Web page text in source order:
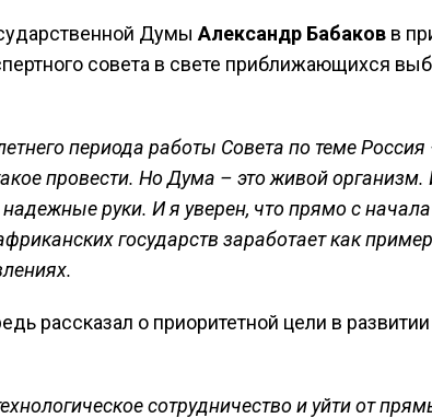
Думы Александр Бабаков в
совета в свете приближающихся
периода работы Совета по теме
провести. Но Дума – это живой организм.
руки. И я уверен, что прямо с
государств заработает как
рассказал о приоритетной цели в
сотрудничество и уйти от